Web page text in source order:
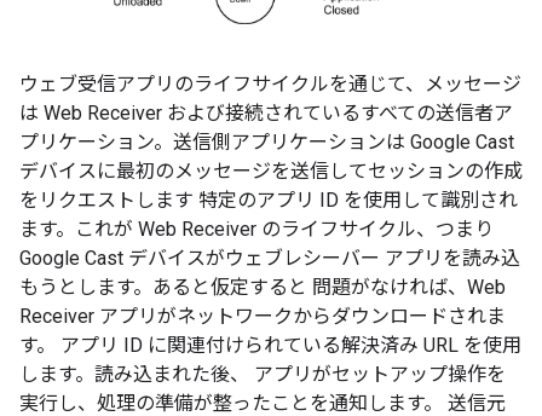
ウェブ受信アプリのライフサイクルを通じて、メッセージ
は Web Receiver および接続されているすべての送信者ア
プリケーション。送信側アプリケーションは Google Cast
デバイスに最初のメッセージを送信してセッションの作成
をリクエストします 特定のアプリ ID を使用して識別され
ます。これが Web Receiver のライフサイクル、つまり
Google Cast デバイスがウェブレシーバー アプリを読み込
もうとします。あると仮定すると 問題がなければ、Web
Receiver アプリがネットワークからダウンロードされま
す。 アプリ ID に関連付けられている解決済み URL を使用
します。読み込まれた後、 アプリがセットアップ操作を
実行し、処理の準備が整ったことを通知します。 送信元